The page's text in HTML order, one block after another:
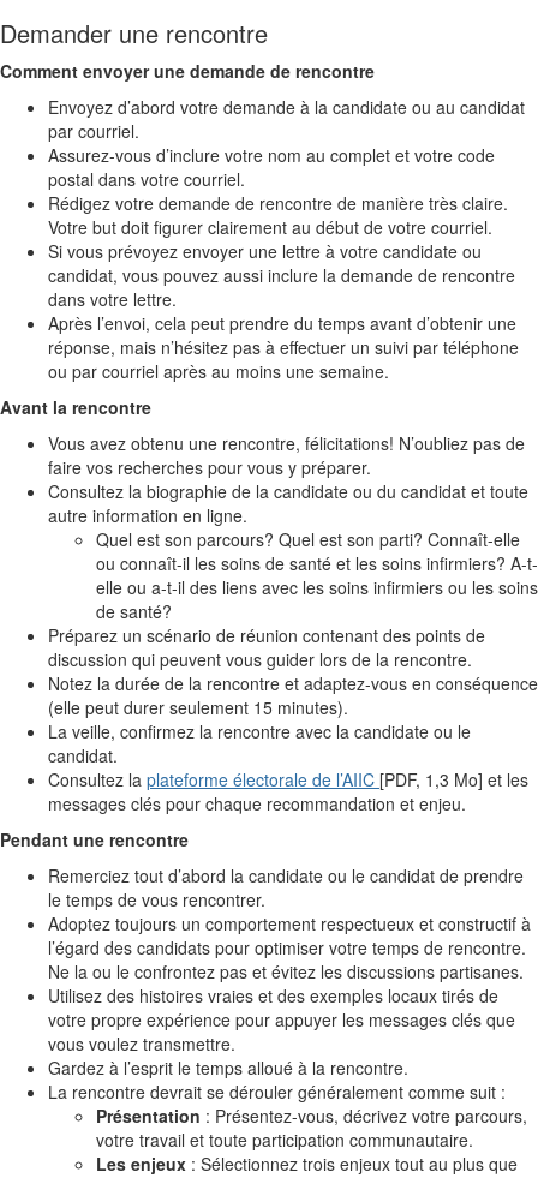
Demander une rencontre
Comment envoyer une demande de rencontre
Envoyez d’abord votre demande à la candidate ou au candidat
par courriel.
Assurez-vous d’inclure votre nom au complet et votre code
postal dans votre courriel.
Rédigez votre demande de rencontre de manière très claire.
Votre but doit figurer clairement au début de votre courriel.
Si vous prévoyez envoyer une lettre à votre candidate ou
candidat, vous pouvez aussi inclure la demande de rencontre
dans votre lettre.
Après l’envoi, cela peut prendre du temps avant d’obtenir une
réponse, mais n’hésitez pas à effectuer un suivi par téléphone
ou par courriel après au moins une semaine.
Avant la rencontre
Vous avez obtenu une rencontre, félicitations! N’oubliez pas de
faire vos recherches pour vous y préparer.
Consultez la biographie de la candidate ou du candidat et toute
autre information en ligne.
Quel est son parcours? Quel est son parti? Connaît-elle
ou connaît-il les soins de santé et les soins infirmiers? A-t-
elle ou a-t-il des liens avec les soins infirmiers ou les soins
de santé?
Préparez un scénario de réunion contenant des points de
discussion qui peuvent vous guider lors de la rencontre.
Notez la durée de la rencontre et adaptez-vous en conséquence
(elle peut durer seulement 15 minutes).
La veille, confirmez la rencontre avec la candidate ou le
candidat.
Consultez la plateforme électorale de l’AIIC [PDF, 1,3 Mo] et les
messages clés pour chaque recommandation et enjeu.
Pendant une rencontre
Remerciez tout d’abord la candidate ou le candidat de prendre
le temps de vous rencontrer.
Adoptez toujours un comportement respectueux et constructif à
l’égard des candidats pour optimiser votre temps de rencontre.
Ne la ou le confrontez pas et évitez les discussions partisanes.
Utilisez des histoires vraies et des exemples locaux tirés de
votre propre expérience pour appuyer les messages clés que
vous voulez transmettre.
Gardez à l’esprit le temps alloué à la rencontre.
La rencontre devrait se dérouler généralement comme suit :
Présentation : Présentez-vous, décrivez votre parcours,
votre travail et toute participation communautaire.
Les enjeux : Sélectionnez trois enjeux tout au plus que